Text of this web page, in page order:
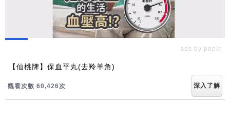
ads by popIn
【仙桃牌】保血平丸(去羚羊角)
觀看次數 60,426次 深入了解